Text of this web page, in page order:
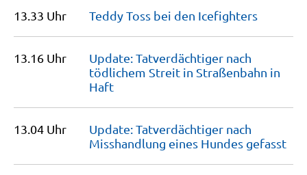
13.33 Uhr Teddy Toss bei den Icefighters
13.16 Uhr
Update: Tatverdächtiger nach
tödlichem Streit in Straßenbahn in
Haft
13.04 Uhr
Update: Tatverdächtiger nach
Misshandlung eines Hundes gefasst